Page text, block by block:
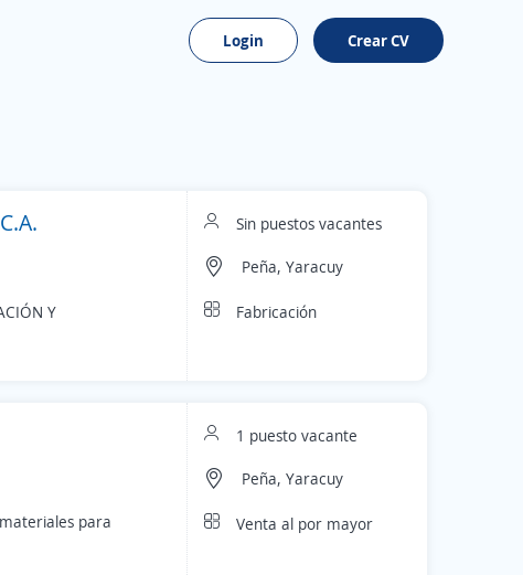
Login Crear CV
Y
Sin puestos vacantes
Peña, Yaracuy
Fabricación
para
1 puesto vacante
Peña, Yaracuy
Venta al por mayor